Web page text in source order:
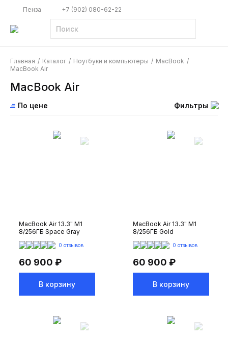
Пенза +7 (902) 080-62-22
Главная / Каталог / Ноутбуки и компьютеры / MacBook /
MacBook Air
MacBook Air
По цене Фильтры
MacBook Air 13.3" M1
8/256ГБ Space Gray
0 отзывов
60 900 ₽
В корзину
MacBook Air 13.3" M1
8/256ГБ Gold
0 отзывов
60 900 ₽
В корзину